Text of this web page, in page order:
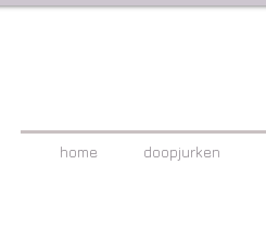
home doopjurken